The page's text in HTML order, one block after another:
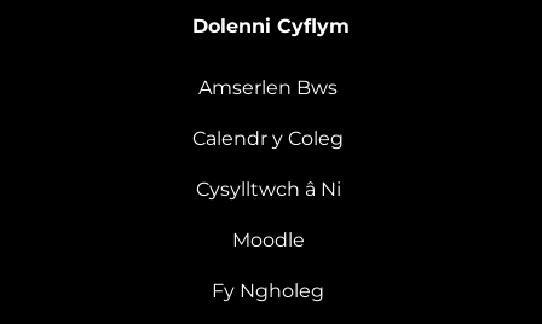
Dolenni Cyflym
Amserlen Bws
Calendr y Coleg
Cysylltwch â Ni
Moodle
Fy Ngholeg